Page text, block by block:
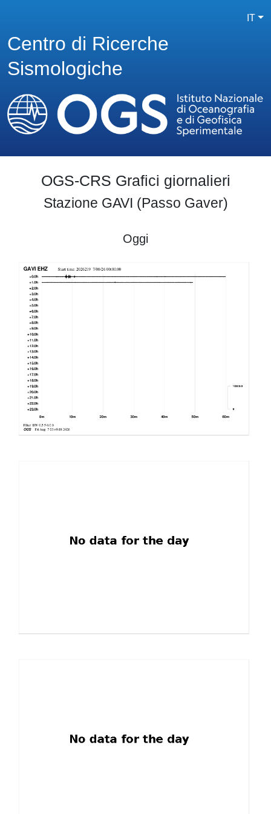
IT
Centro di Ricerche
Sismologiche
OGS-CRS Grafici giornalieri
Stazione GAVI (Passo Gaver)
Oggi